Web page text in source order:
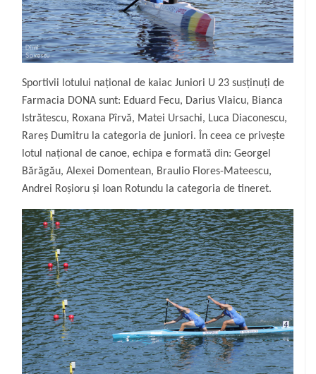
Sportivii lotului național de kaiac Juniori U 23 susținuți de
Farmacia DONA sunt: Eduard Fecu, Darius Vlaicu, Bianca
Istrătescu, Roxana Pîrvă, Matei Ursachi, Luca Diaconescu,
Rareș Dumitru la categoria de juniori. În ceea ce privește
lotul național de canoe, echipa e formată din: Georgel
Bărăgău, Alexei Domentean, Braulio Flores-Mateescu,
Andrei Roșioru și Ioan Rotundu la categoria de tineret.